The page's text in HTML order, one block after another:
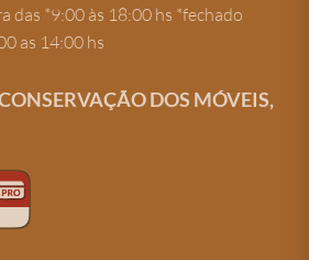
das *9:00 às 18:00 hs *fechado
as 14:00 hs
DOS MÓVEIS,